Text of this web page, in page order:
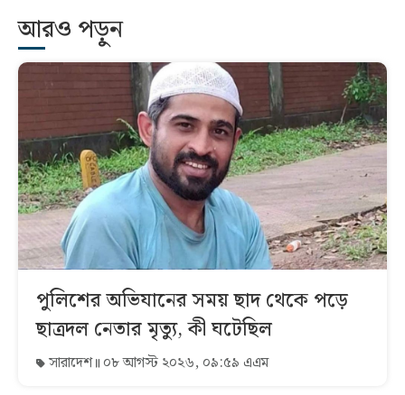
আরও পড়ুন
পুলিশের অভিযানের সময় ছাদ থেকে পড়ে
ছাত্রদল নেতার মৃত্যু, কী ঘটেছিল
সারাদেশ ০৮ আগস্ট ২০২৬, ০৯:৫৯ এএম